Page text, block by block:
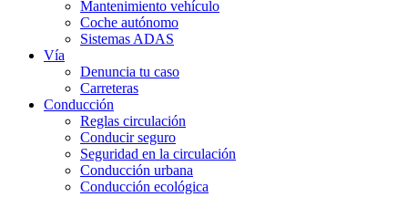
Mantenimiento vehículo
Coche autónomo
Sistemas ADAS
Vía
Denuncia tu caso
Carreteras
Conducción
Reglas circulación
Conducir seguro
Seguridad en la circulación
Conducción urbana
Conducción ecológica